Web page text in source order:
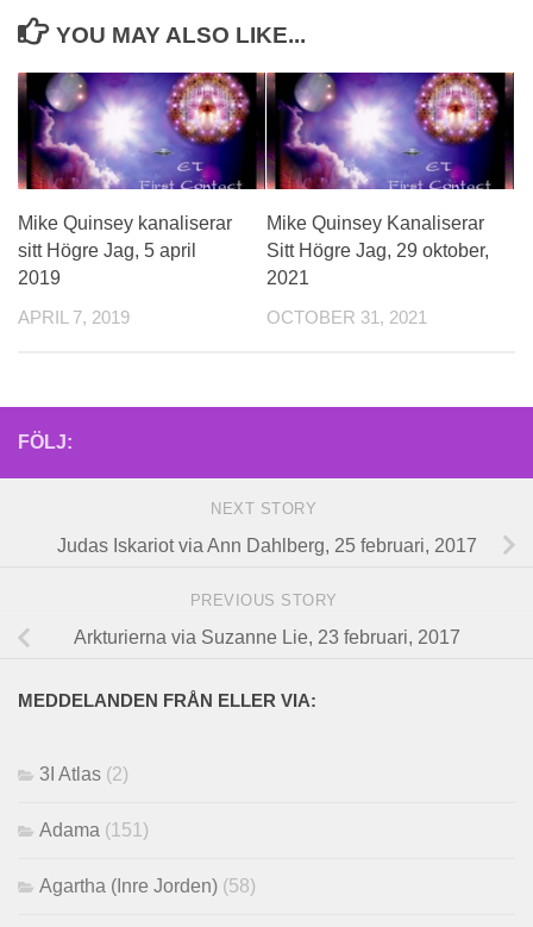
YOU MAY ALSO LIKE...
Mike Quinsey kanaliserar
sitt Högre Jag, 5 april
2019
APRIL 7, 2019
Mike Quinsey Kanaliserar
Sitt Högre Jag, 29 oktober,
2021
OCTOBER 31, 2021
FÖLJ:
NEXT STORY
Judas Iskariot via Ann Dahlberg, 25 februari, 2017
PREVIOUS STORY
Arkturierna via Suzanne Lie, 23 februari, 2017
MEDDELANDEN FRÅN ELLER VIA:
3I Atlas (2)
Adama (151)
Agartha (Inre Jorden) (58)